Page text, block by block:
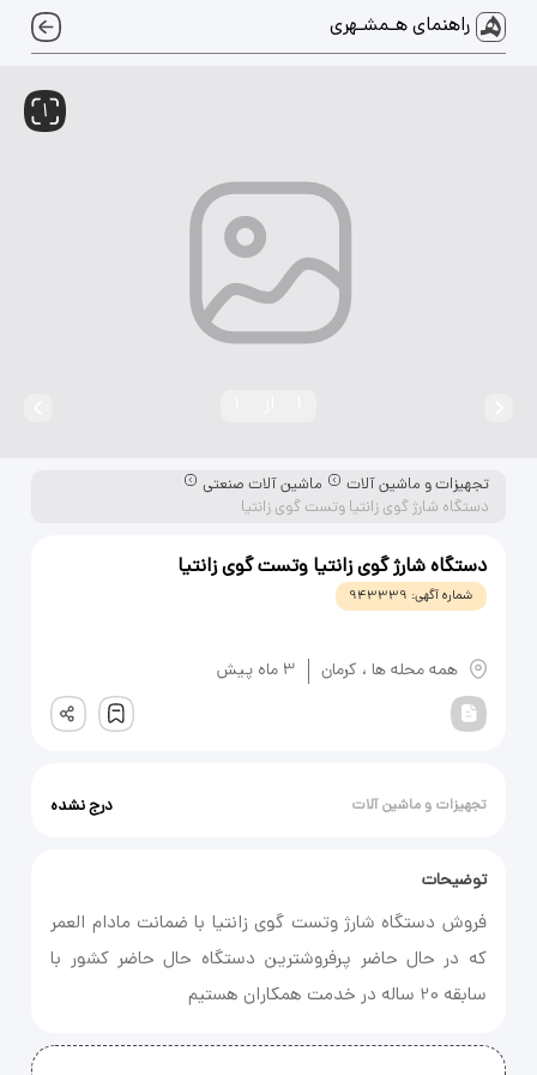
راهنمای هـمشـهری
1
تجهیزات و ماشین آلات
ماشین آلات صنعتی
دستگاه شارژ گوی زانتیا وتست گوی زانتیا
دستگاه شارژ گوی زانتیا وتست گوی زانتیا
شماره آگهی: 943339
همه محله ها ، کرمان 3 ماه پیش
یادداشت
ثبت
تجهیزات و ماشین آلات درج نشده
توضیحات
فروش دستگاه شارژ وتست گوی زانتیا با ضمانت مادام العمر
که در حال حاضر پرفروشترین دستگاه حال حاضر کشور با
سابقه 20 ساله در خدمت همکاران هستیم